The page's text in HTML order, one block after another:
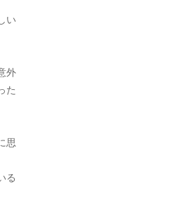
い
外
た
思
る